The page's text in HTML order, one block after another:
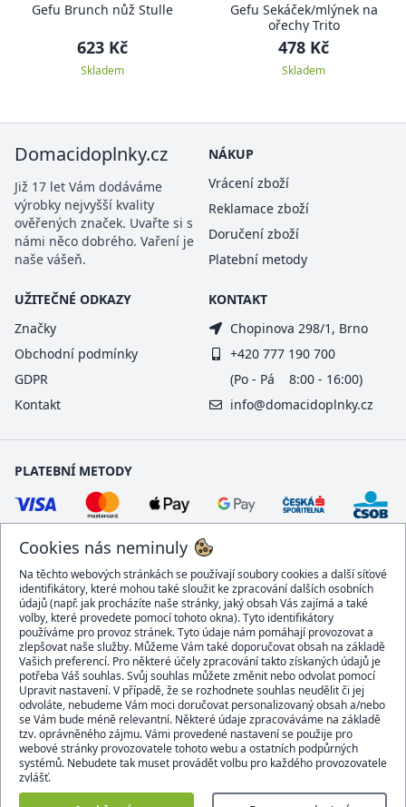
Gefu Brunch nůž Stulle
623 Kč
Skladem
Gefu Sekáček/mlýnek na
ořechy Trito
478 Kč
Skladem
Cookies nás neminuly
Na těchto webových stránkách se používají soubory cookies a další síťové
identifikátory, které mohou také sloužit ke zpracování dalších osobních
údajů (např. jak procházíte naše stránky, jaký obsah Vás zajímá a také
volby, které provedete pomocí tohoto okna). Tyto identifikátory
používáme pro provoz stránek. Tyto údaje nám pomáhají provozovat a
zlepšovat naše služby. Můžeme Vám také doporučovat obsah na základě
Vašich preferencí. Pro některé účely zpracování takto získaných údajů je
potřeba Váš souhlas. Svůj souhlas můžete změnit nebo odvolat pomocí
Upravit nastavení. V případě, že se rozhodnete souhlas neudělit či jej
odvoláte, nebudeme Vám moci doručovat personalizovaný obsah a/nebo
se Vám bude méně relevantní. Některé údaje zpracováváme na základě
tzv. oprávněného zájmu. Vámi provedené nastavení se použije pro
webové stránky provozovatele tohoto webu a ostatních podpůrných
systémů. Nebudete tak muset provádět volbu pro každého provozovatele
zvlášť.
Domacidoplnky.cz
Již 17 let Vám dodáváme
výrobky nejvyšší kvality
ověřených značek. Uvařte si s
námi něco dobrého. Vaření je
naše vášeň.
NÁKUP
Vrácení zboží
Reklamace zboží
Doručení zboží
Platební metody
UŽITEČNÉ ODKAZY
Značky
Obchodní podmínky
GDPR
Kontakt
KONTAKT
Chopinova 298/1, Brno
+420 777 190 700
(Po - Pá 8:00 - 16:00)
info@domacidoplnky.cz
PLATEBNÍ METODY
DOPRAVCI
BEZPEČNÝ OBCHOD
Domacidoplnky.cz © 2007 - 2026